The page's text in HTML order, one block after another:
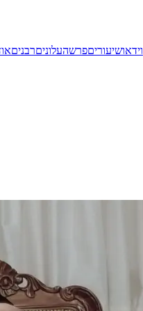
וידאושיעוריםפרשהעלוניםרבנים